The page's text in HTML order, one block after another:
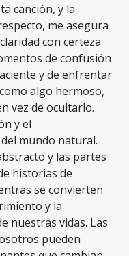
canción, y la
me asegura
con certeza
de confusión
y de enfrentar
algo hermoso,
vez de ocultarlo.
y el
mundo natural.
y las partes
historias de
se convierten
y la
nuestras vidas. Las
pueden